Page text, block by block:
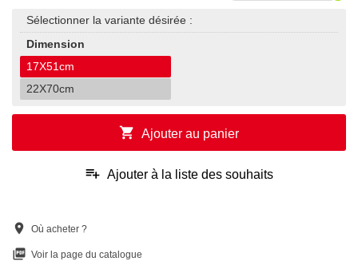
Sélectionner la variante désirée :
Dimension
17X51cm
22X70cm
shopping_cart Ajouter au panier
playlist_add Ajouter à la liste des souhaits
location_on Où acheter ?
picture_as_pdf Voir la page du catalogue